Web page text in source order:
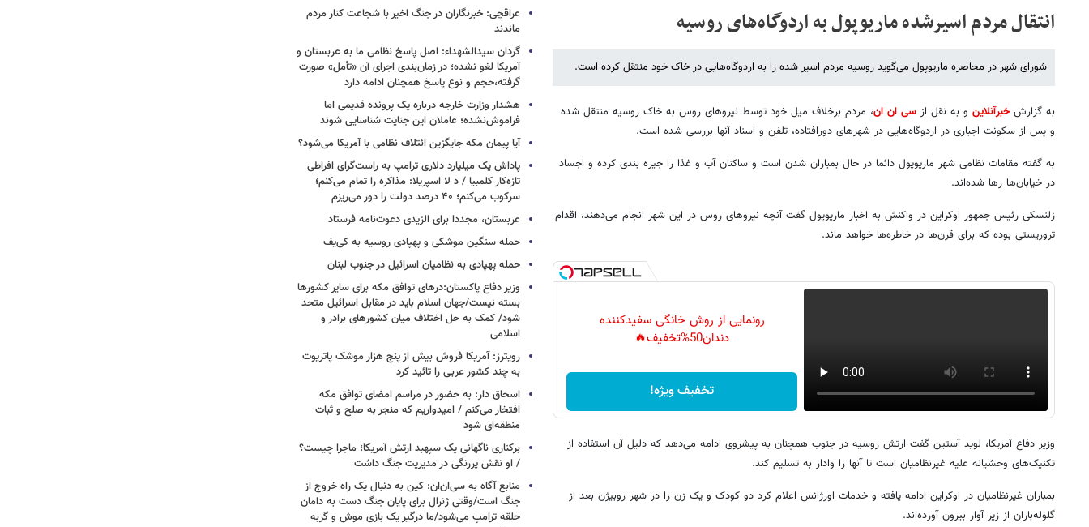
انتقال مردم اسیرشده ماریوپول به اردوگاه‌های روسیه
شورای شهر در محاصره ماریوپول می‌گوید روسیه مردم اسیر شده را به اردوگاه‌هایی در خاک خود منتقل کرده است.
به گزارشخبرآنلاین و به نقل از سی ان ان، مردم برخلاف میل خود توسط نیروهای روس به خاک روسیه منتقل شده
و پس از سکونت اجباری در اردوگاه‌هایی در شهرهای دورافتاده، تلفن و اسناد آنها بررسی شده است.
به گفته مقامات نظامی شهر ماریوپول دائما در حال بمباران شدن است و ساکنان آب و غذا را جیره بندی کرده‌ و اجساد
در خیابان‌ها رها شده‌اند.
زلنسکی رئیس جمهور اوکراین در واکنش به اخبار ماریوپول گفت آنچه نیروهای روس در این شهر انجام می‌دهند، اقدام
تروریستی بوده که برای قرن‌ها در خاطره‌ها خواهد ماند.
رونمایی از روش خانگی سفیدکننده
دندان50%تخفیف🔥
تخفیف ویژه!
وزیر دفاع آمریکا، لوید آستین گفت ارتش روسیه در جنوب همچنان به پیشروی ادامه می‌دهد که دلیل آن استفاده از
تکنیک‌های وحشیانه علیه غیرنظامیان است تا آنها را وادار به تسلیم کند.
بمباران غیرنظامیان در اوکراین ادامه یافته و خدمات اورژانس اعلام کرد دو کودک و یک زن را در شهر روبیژن بعد از
گلوله‌باران از زیر آوار بیرون آورده‌اند.
عراقچی: خبرنگاران در جنگ اخیر با شجاعت کنار مردم
ماندند
گردان سیدالشهداء: اصل پاسخ نظامی ما به عربستان و
آمریکا لغو نشده؛ در زمان‌بندی اجرای آن «تأمل» صورت
گرفته،حجم و نوع پاسخ همچنان ادامه دارد
هشدار وزارت خارجه درباره یک پرونده قدیمی اما
فراموش‌نشده؛ عاملان این جنایت شناسایی شوند
آیا پیمان مکه جایگزین ائتلاف نظامی با آمریکا می‌شود؟
پاداش یک میلیارد دلاری ترامپ به راست‌گرای افراطی
تازه‌کار کلمبیا / د لا اسپریلا: مذاکره را تمام می‌کنم؛
سرکوب می‌کنم؛ ۴۰ درصد دولت را دور می‌ریزم
عربستان، مجددا برای الزیدی دعوت‌نامه فرستاد
حمله سنگین موشکی و پهپادی روسیه به کی‌یف
حمله پهپادی به نظامیان اسرائیل در جنوب لبنان
وزیر دفاع پاکستان:درهای توافق مکه برای سایر کشورها
بسته نیست/جهان اسلام باید در مقابل اسرائیل متحد
شود/ کمک به حل اختلاف میان کشورهای برادر و
اسلامی
رویترز: آمریکا فروش بیش از پنج هزار موشک پاتریوت
به چند کشور عربی را تائید کرد
اسحاق‌ دار: به حضور در مراسم امضای توافق مکه
افتخار می‌کنم / امیدواریم که منجر به صلح و ثبات
منطقه‌ای شود
برکناری ناگهانی یک سپهبد ارتش آمریکا؛ ماجرا چیست؟
/ او نقش پررنگی در مدیریت جنگ داشت
منابع آگاه به سی‌ان‌ان: کین به دنبال یک راه خروج از
جنگ است/وقتی ژنرال برای پایان جنگ دست به دامان
حلقه ترامپ می‌شود/ما درگیر یک بازی موش و گربه